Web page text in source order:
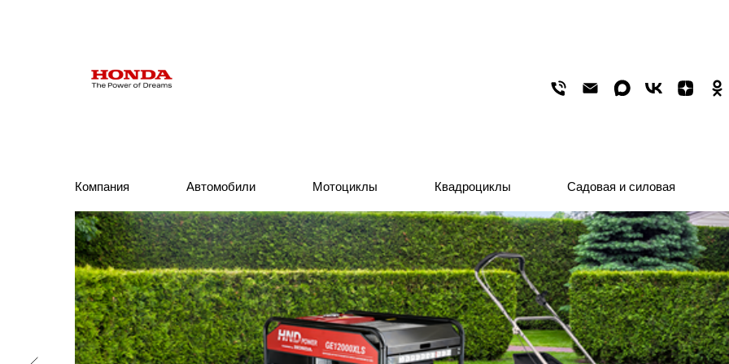
Компания Автомобили Мотоциклы Квадроциклы Садовая и силовая
Компания Автомобили Мотоциклы Квадроциклы Садовая и силовая